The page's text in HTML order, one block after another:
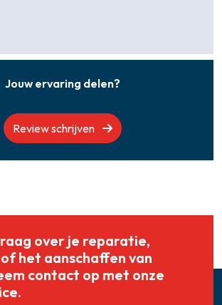
Jouw ervaring delen?
Review schrijven
over je reparatie,
het aanschaffen van
contact op met onze